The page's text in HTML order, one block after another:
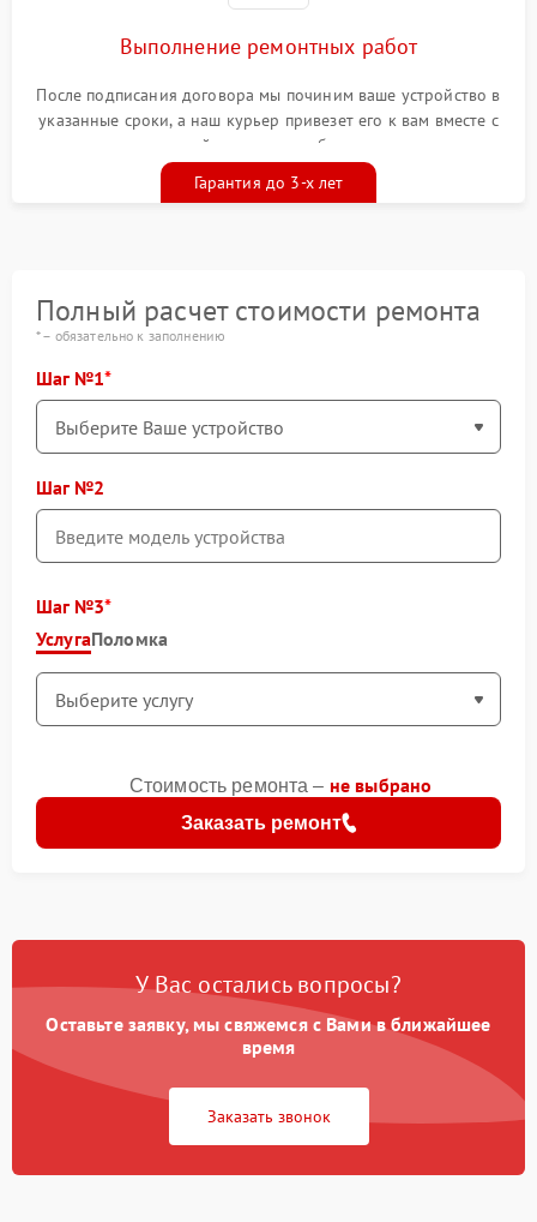
Выполнение ремонтных работ
После подписания договора мы починим ваше устройство в
указанные сроки, а наш курьер привезет его к вам вместе с
гарантийным талоном бесплатно
Гарантия до 3-х лет
Полный расчет стоимости ремонта
* – обязательно к заполнению
Шаг №1
Шаг №2
Шаг №3
УслугаПоломка
Заказать ремонт
Стоимость ремонта – не выбрано
У Вас остались вопросы?
Оставьте заявку, мы свяжемся с Вами в ближайшее
время
Заказать звонок